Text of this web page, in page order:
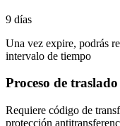
9 días
Una vez expire, podrás
intervalo de tiempo
Proceso de traslado
Requiere código de
protección